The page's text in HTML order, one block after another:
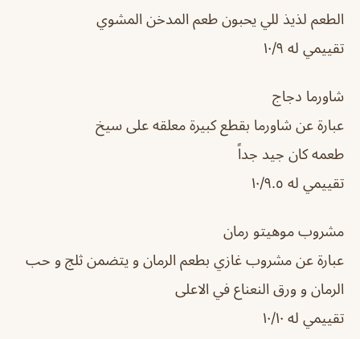
الطعم لذيذ للي يحبون طعم المدخن المشوي
تقييمي له ١٠/٩
شاورما دجاج
عبارة عن شاورما بقطع كبيرة معلقه على سيخ
طعمه كان جيد جداً
تقييمي له ١٠/٩.٥
مشروب موهيتو رمان
عبارة عن مشروب غازي بطعم الرمان و يتضمن ثلج و حب
الرمان و ورق النعناع في الاعلى
تقييمي له ١٠/١٠